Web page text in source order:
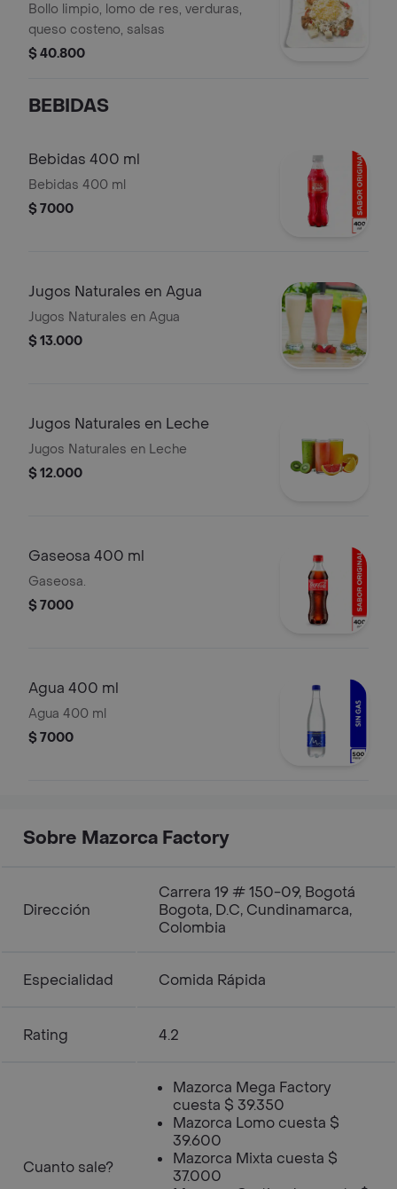
Bollo limpio, lomo de res, verduras,
queso costeno, salsas
$ 40.800
BEBIDAS
Bebidas 400 ml
Bebidas 400 ml
$ 7000
Jugos Naturales en Agua
Jugos Naturales en Agua
$ 13.000
Jugos Naturales en Leche
Jugos Naturales en Leche
$ 12.000
Gaseosa 400 ml
Gaseosa.
$ 7000
Agua 400 ml
Agua 400 ml
$ 7000
Sobre Mazorca Factory
Dirección
Carrera 19 # 150-09, Bogotá
Bogota, D.C, Cundinamarca,
Colombia
Especialidad Comida Rápida
Rating 4.2
Cuanto sale?
Mazorca Mega Factory
cuesta $ 39.350
Mazorca Lomo cuesta $
39.600
Mazorca Mixta cuesta $
37.000